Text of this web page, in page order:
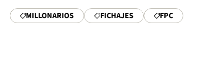
MILLONARIOS FICHAJES FPC